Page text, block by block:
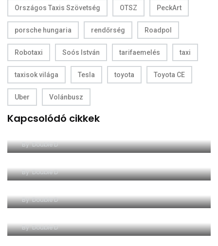
Országos Taxis Szövetség OTSZ PeckArt
porsche hungaria rendőrség Roadpol
Robotaxi Soós István tarifaemelés taxi
taxisok világa Tesla toyota Toyota CE
Uber Volánbusz
Kapcsolódó cikkek
ByDouble D
ByDouble D
ByDouble D
ByDouble D